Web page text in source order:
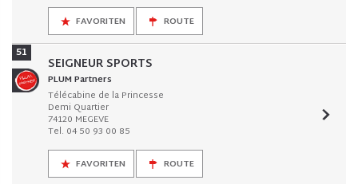
FAVORITEN ROUTE
51
SEIGNEUR SPORTS
PLUM Partners
Télécabine de la Princesse
Demi Quartier
74120 MEGEVE
Tel. 04 50 93 00 85
FAVORITEN ROUTE